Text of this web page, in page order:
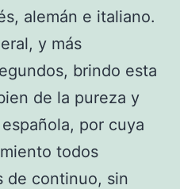
alemán e italiano.
y más
brindo esta
de la pureza y
por cuya
todos
de continuo, sin